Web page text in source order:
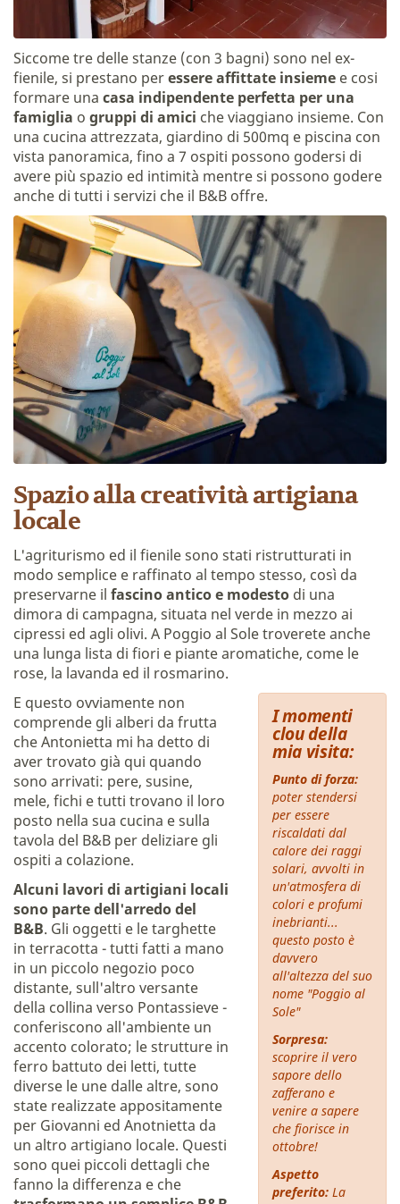
Siccome tre delle stanze (con 3 bagni) sono nel ex-
fienile, si prestano peressere affittate insieme e cosi
formare una casa indipendente perfetta per una
famiglia o gruppi di amici che viaggiano insieme. Con
una cucina attrezzata, giardino di 500mq e piscina con
vista panoramica, fino a 7 ospiti possono godersi di
avere più spazio ed intimità mentre si possono godere
anche di tutti i servizi che il B&B offre.
Spazio alla creatività artigiana
locale
L'agriturismo ed il fienile sono stati ristrutturati in
modo semplice e raffinato al tempo stesso, così da
preservarne il fascino antico e modesto di una
dimora di campagna, situata nel verde in mezzo ai
cipressi ed agli olivi. A Poggio al Sole troverete anche
una lunga lista di fiori e piante aromatiche, come le
rose, la lavanda ed il rosmarino.
I momenti
clou della
mia visita:
Punto di forza:
poter stendersi
per essere
riscaldati dal
calore dei raggi
solari, avvolti in
un'atmosfera di
colori e profumi
inebrianti...
questo posto è
davvero
all'altezza del suo
nome "Poggio al
Sole"
Sorpresa:
scoprire il vero
sapore dello
zafferano e
venire a sapere
che fiorisce in
ottobre!
Aspetto
preferito:La
E questo ovviamente non
comprende gli alberi da frutta
che Antonietta mi ha detto di
aver trovato già qui quando
sono arrivati: pere, susine,
mele, fichi e tutti trovano il loro
posto nella sua cucina e sulla
tavola del B&B per deliziare gli
ospiti a colazione.
Alcuni lavori di artigiani locali
sono parte dell'arredo del
B&B. Gli oggetti e le targhette
in terracotta - tutti fatti a mano
in un piccolo negozio poco
distante, sull'altro versante
della collina verso Pontassieve -
conferiscono all'ambiente un
accento colorato; le strutture in
ferro battuto dei letti, tutte
diverse le une dalle altre, sono
state realizzate appositamente
per Giovanni ed Anotnietta da
un altro artigiano locale. Questi
sono quei piccoli dettagli che
fanno la differenza e che